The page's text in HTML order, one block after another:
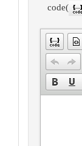
code(